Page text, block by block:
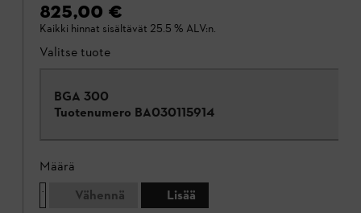
825,00 €
Kaikki hinnat sisältävät 25.5 % ALV:n.
Valitse tuote
BGA 300
Tuotenumero BA030115914
Määrä
Vähennä
Lisää